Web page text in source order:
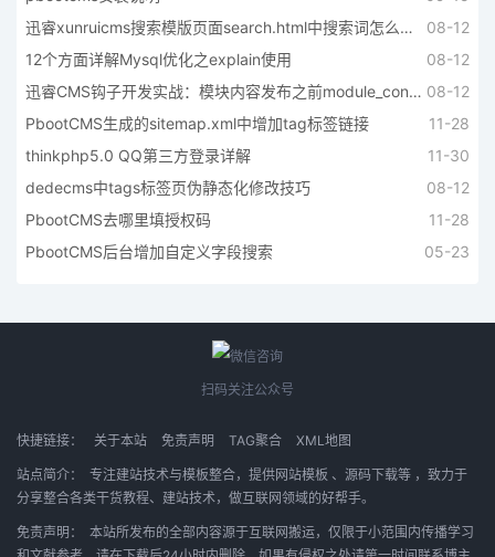
迅睿xunruicms搜索模版页面search.html中搜索词怎么调用
08-12
12个方面详解Mysql优化之explain使用
08-12
迅睿CMS钩子开发实战：模块内容发布之前module_content_before中获取是否存草稿箱 08-12
PbootCMS生成的sitemap.xml中增加tag标签链接
11-28
thinkphp5.0 QQ第三方登录详解
11-30
dedecms中tags标签页伪静态化修改技巧
08-12
PbootCMS去哪里填授权码
11-28
PbootCMS后台增加自定义字段搜索
05-23
扫码关注公众号
快捷链接： 关于本站 免责声明 TAG聚合 XML地图
站点简介： 专注建站技术与模板整合，提供网站模板 、 源码下载等 ，致力于
分享整合各类干货教程、建站技术，做互联网领域的好帮手。
免责声明：
本站所发布的全部内容源于互联网搬运，仅限于小范围内传播学习